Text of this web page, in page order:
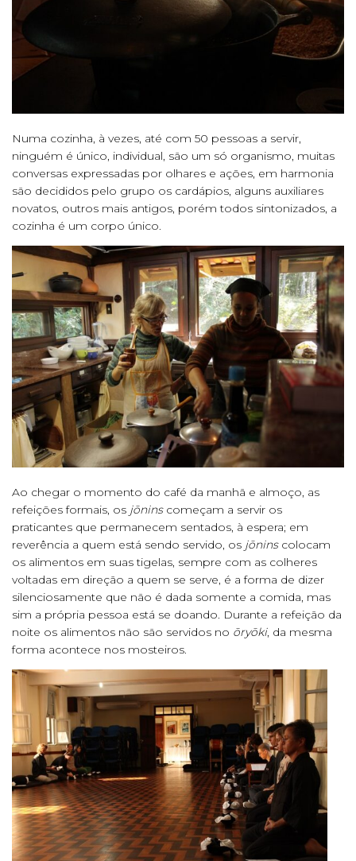
Numa cozinha, à vezes, até com 50 pessoas a servir,
ninguém é único, individual, são um só organismo, muitas
conversas expressadas por olhares e ações, em harmonia
são decididos pelo grupo os cardápios, alguns auxiliares
novatos, outros mais antigos, porém todos sintonizados, a
cozinha é um corpo único.
Ao chegar o momento do café da manhã e almoço, as
refeições formais, os jōnins começam a servir os
praticantes que permanecem sentados, à espera; em
reverência a quem está sendo servido, os jōninscolocam
os alimentos em suas tigelas, sempre com as colheres
voltadas em direção a quem se serve, é a forma de dizer
silenciosamente que não é dada somente a comida, mas
sim a própria pessoa está se doando. Durante a refeição da
noite os alimentos não são servidos no ōryōki, da mesma
forma acontece nos mosteiros.